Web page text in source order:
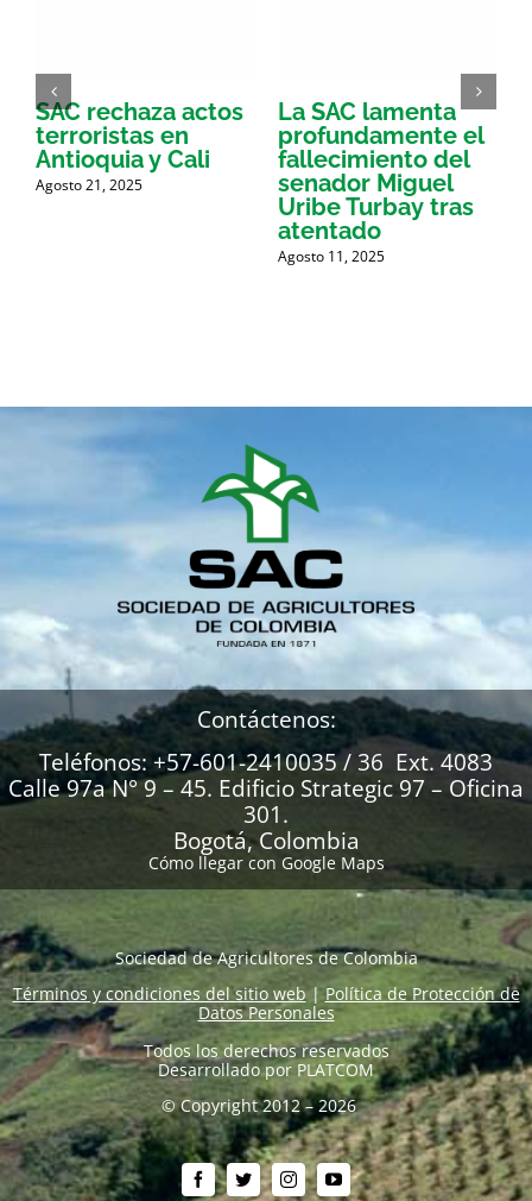
SAC rechaza actos
terroristas en
Antioquia y Cali
Agosto 21, 2025
La SAC lamenta
profundamente el
fallecimiento del
senador Miguel
Uribe Turbay tras
atentado
Agosto 11, 2025
Contáctenos:
Teléfonos: +57-601-2410035 / 36 Ext. 4083
Calle 97a N° 9 – 45. Edificio Strategic 97 – Oficina
301.
Bogotá, Colombia
Cómo llegar con Google Maps
Sociedad de Agricultores de Colombia
Términos y condiciones del sitio web|Política de Protección de
Datos Personales
Todos los derechos reservados
Desarrollado por PLATCOM
© Copyright 2012 – 2026